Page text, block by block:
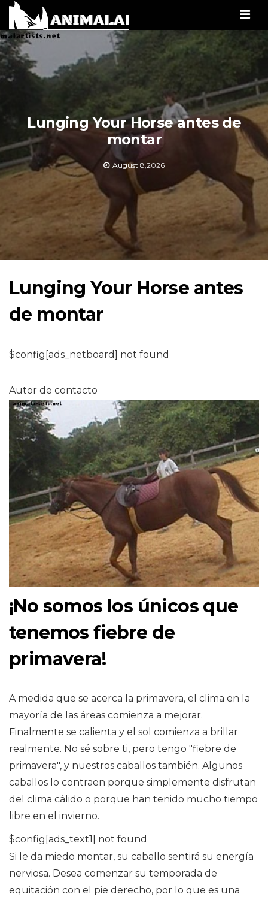
Lunging Your Horse antes de
montar
August 8,2026
Lunging Your Horse antes
de montar
$config[ads_netboard] not found
Autor de contacto
¡No somos los únicos que
tenemos fiebre de
primavera!
A medida que se acerca la primavera, el clima en la
mayoría de las áreas comienza a mejorar.
Finalmente se calienta y el sol comienza a brillar
realmente. No sé sobre ti, pero tengo "fiebre de
primavera", y nuestros caballos también. Algunos
caballos lo contraen porque simplemente disfrutan
del clima cálido o porque han tenido mucho tiempo
libre en el invierno.
$config[ads_text1] not found
Si le da miedo montar, su caballo sentirá su energía
nerviosa. Desea comenzar su temporada de
equitación con el pie derecho, por lo que es una